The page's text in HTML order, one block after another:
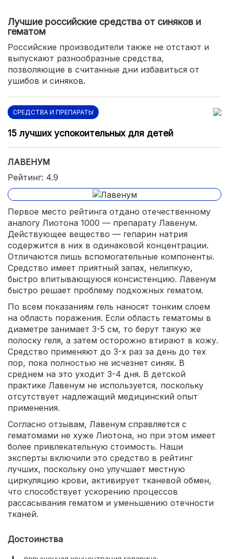
Лучшие российские средства от синяков и
гематом
Российские производители также не отстают и
выпускают разнообразные средства,
позволяющие в считанные дни избавиться от
ушибов и синяков.
СРЕДСТВА И ПРЕПАРАТЫ
15 лучших успокоительных для детей
ЛАВЕНУМ
Рейтинг: 4.9
Первое место рейтинга отдано отечественному
аналогу Лиотона 1000 — препарату Лавенум.
Действующее вещество — гепарин натрия
содержится в них в одинаковой концентрации.
Отличаются лишь вспомогательные компоненты.
Средство имеет приятный запах, нелипкую,
быстро впитывающуюся консистенцию. Лавенум
быстро решает проблему подкожных гематом.
По всем показаниям гель наносят тонким слоем
на область поражения. Если область гематомы в
диаметре занимает 3-5 см, то берут такую же
полоску геля, а затем осторожно втирают в кожу.
Средство применяют до 3-х раз за день до тех
пор, пока полностью не исчезнет синяк. В
среднем на это уходит 3-4 дня. В детской
практике Лавенум не используется, поскольку
отсутствует надлежащий медицинский опыт
применения.
Согласно отзывам, Лавенум справляется с
гематомами не хуже Лиотона, но при этом имеет
более привлекательную стоимость. Наши
эксперты включили это средство в рейтинг
лучших, поскольку оно улучшает местную
циркуляцию крови, активирует тканевой обмен,
что способствует ускорению процессов
рассасывания гематом и уменьшению отечности
тканей.
Достоинства